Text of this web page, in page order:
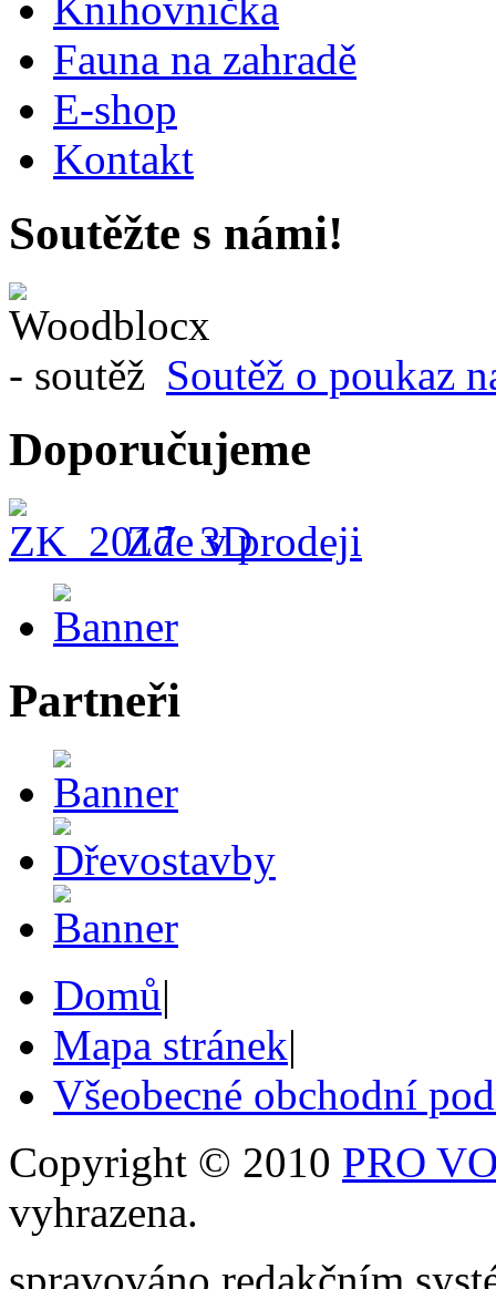
Knihovnička
Fauna na zahradě
E-shop
Kontakt
Soutěžte s námi!
Soutěž o poukaz
Doporučujeme
Zde v prodeji
Partneři
Domů|
Mapa stránek|
Všeobecné obchodní
Copyright © 2010 PRO
vyhrazena.